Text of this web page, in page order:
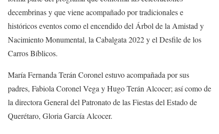
decembrinas y que viene acompañado por tradicionales e
históricos eventos como el encendido del Árbol de la Amistad y
Nacimiento Monumental, la Cabalgata 2022 y el Desfile de los
Carros Bíblicos.
María Fernanda Terán Coronel estuvo acompañada por sus
padres, Fabiola Coronel Vega y Hugo Terán Alcocer; así como de
la directora General del Patronato de las Fiestas del Estado de
Querétaro, Gloria García Alcocer.